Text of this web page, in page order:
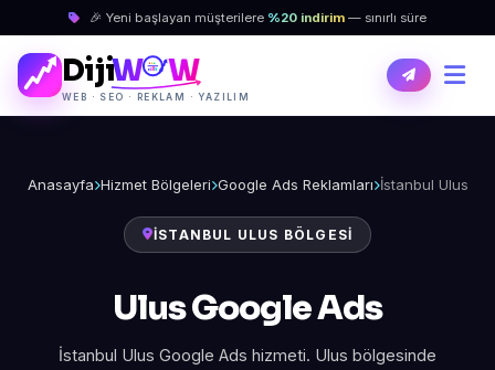
🎉 Yeni başlayan müşterilere %20 indirim — sınırlı süre
DijiW W
WEB · SEO · REKLAM · YAZILIM
Anasayfa Hizmet Bölgeleri Google Ads Reklamları İstanbul Ulus
İSTANBUL ULUS BÖLGESI
Ulus Google Ads
İstanbul Ulus Google Ads hizmeti. Ulus bölgesinde